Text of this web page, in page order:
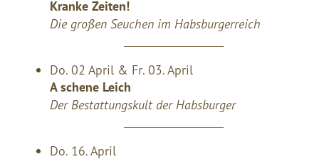
Kranke Zeiten!
Die großen Seuchen im Habsburgerreich
Do. 02 April & Fr. 03. April
A schene Leich
Der Bestattungskult der Habsburger
Do. 16. April